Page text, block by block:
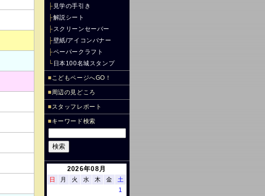
├ 見学の手引き
├解説シート
├スクリーンセーバー
├壁紙/アイコンバナー
├ペーパークラフト
└ 日本100名城スタンプ
■こどもページへGO！
■周辺の見どころ
■スタッフレポート
■キーワード検索
2026年08月
日 月 火 水 木 金
土
1